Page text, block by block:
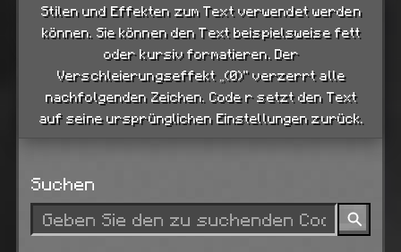
Stilen und Effekten zum Text verwendet werden
können. Sie können den Text beispielsweise fett
oder kursiv formatieren. Der
Verschleierungseffekt „(0)“ verzerrt alle
nachfolgenden Zeichen. Code r setzt den Text
auf seine ursprünglichen Einstellungen zurück.
Suchen